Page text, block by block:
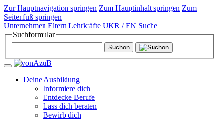
Zur Hauptnavigation springen Zum Hauptinhalt springen Zum
Seitenfuß springen
Unternehmen Eltern Lehrkräfte UKR / EN Suche
Suchformular
Deine Ausbildung
Informiere dich
Entdecke Berufe
Lass dich beraten
Bewirb dich